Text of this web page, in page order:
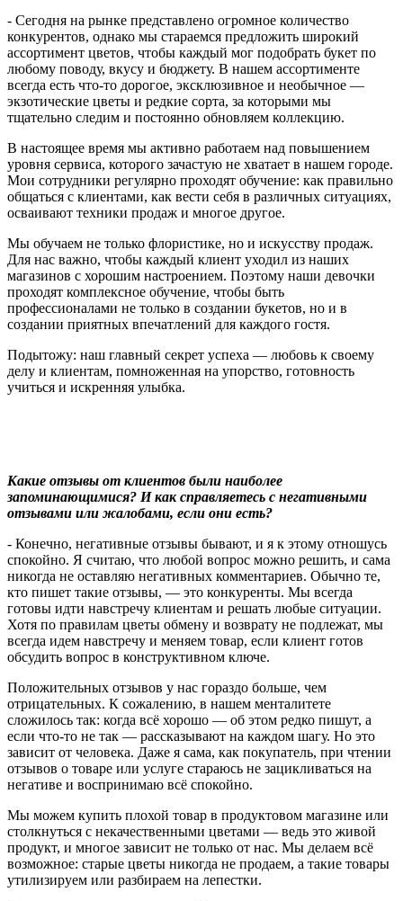
- Сегодня на рынке представлено огромное количество
конкурентов, однако мы стараемся предложить широкий
ассортимент цветов, чтобы каждый мог подобрать букет по
любому поводу, вкусу и бюджету. В нашем ассортименте
всегда есть что-то дорогое, эксклюзивное и необычное —
экзотические цветы и редкие сорта, за которыми мы
тщательно следим и постоянно обновляем коллекцию.
В настоящее время мы активно работаем над повышением
уровня сервиса, которого зачастую не хватает в нашем городе.
Мои сотрудники регулярно проходят обучение: как правильно
общаться с клиентами, как вести себя в различных ситуациях,
осваивают техники продаж и многое другое.
Мы обучаем не только флористике, но и искусству продаж.
Для нас важно, чтобы каждый клиент уходил из наших
магазинов с хорошим настроением. Поэтому наши девочки
проходят комплексное обучение, чтобы быть
профессионалами не только в создании букетов, но и в
создании приятных впечатлений для каждого гостя.
Подытожу: наш главный секрет успеха — любовь к своему
делу и клиентам, помноженная на упорство, готовность
учиться и искренняя улыбка.
Какие отзывы от клиентов были наиболее
запоминающимися? И как справляетесь с негативными
отзывами или жалобами, если они есть?
- Конечно, негативные отзывы бывают, и я к этому отношусь
спокойно. Я считаю, что любой вопрос можно решить, и сама
никогда не оставляю негативных комментариев. Обычно те,
кто пишет такие отзывы, — это конкуренты. Мы всегда
готовы идти навстречу клиентам и решать любые ситуации.
Хотя по правилам цветы обмену и возврату не подлежат, мы
всегда идем навстречу и меняем товар, если клиент готов
обсудить вопрос в конструктивном ключе.
Положительных отзывов у нас гораздо больше, чем
отрицательных. К сожалению, в нашем менталитете
сложилось так: когда всё хорошо — об этом редко пишут, а
если что-то не так — рассказывают на каждом шагу. Но это
зависит от человека. Даже я сама, как покупатель, при чтении
отзывов о товаре или услуге стараюсь не зацикливаться на
негативе и воспринимаю всё спокойно.
Мы можем купить плохой товар в продуктовом магазине или
столкнуться с некачественными цветами — ведь это живой
продукт, и многое зависит не только от нас. Мы делаем всё
возможное: старые цветы никогда не продаем, а такие товары
утилизируем или разбираем на лепестки.